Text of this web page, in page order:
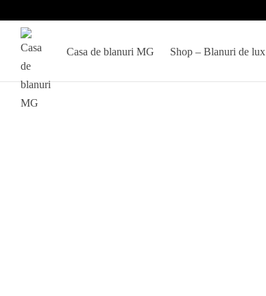
Casa de blanuri MG Shop – Blanuri de lux